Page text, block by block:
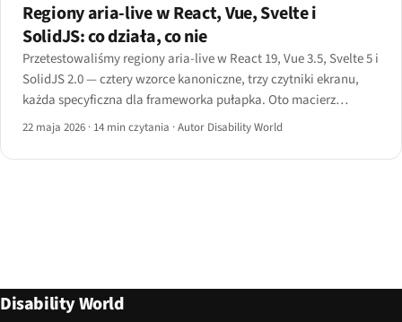
Regiony aria-live w React, Vue, Svelte i
SolidJS: co działa, co nie
Przetestowaliśmy regiony aria-live w React 19, Vue 3.5, Svelte 5 i
SolidJS 2.0 — cztery wzorce kanoniczne, trzy czytniki ekranu,
każda specyficzna dla frameworka pułapka. Oto macierz
zachowań, kod dobry i zły oraz instrukcja postępowania.
22 maja 2026 · 14 min czytania ·Autor Disability World
Disability World